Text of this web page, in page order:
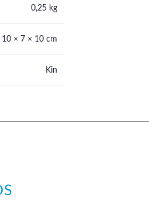
0,25 kg
10 × 7 × 10 cm
Kin